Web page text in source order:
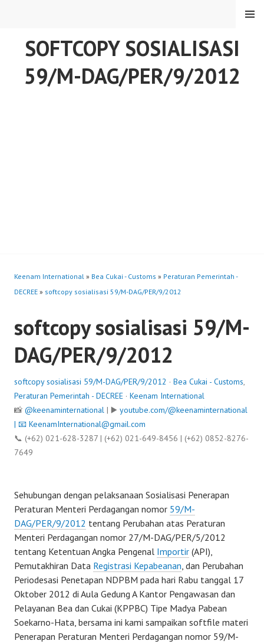
SOFTCOPY SOSIALISASI
59/M-DAG/PER/9/2012
MENU
Keenam International » Bea Cukai - Customs » Peraturan Pemerintah -
DECREE » softcopy sosialisasi 59/M-DAG/PER/9/2012
softcopy sosialisasi 59/M-
DAG/PER/9/2012
softcopy sosialisasi 59/M-DAG/PER/9/2012 · Bea Cukai - Customs,
Peraturan Pemerintah - DECREE · Keenam International
📸 @keenaminternational | ▶️ youtube.com/@keenaminternational
| 📧 KeenamInternational@gmail.com
📞 (+62) 021-628-3287 | (+62) 021-649-8456 | (+62) 0852-8276-
7649
Sehubungan dengan pelaksanaan Sosialisasi Penerapan
Peraturan Menteri Perdagangan nomor 59/M-
DAG/PER/9/2012 tentang Perubahan atas Peraturan
Menteri Perdagangan nomor 27/M-DAG/PER/5/2012
tentang Ketentuan Angka Pengenal Importir (API),
Pemutakhiran Data Registrasi Kepabeanan, dan Perubahan
Periodesasi Penetapan NDPBM pada hari Rabu tanggal 17
Oktober 2012 di Aula Gedung A Kantor Pengawasan dan
Pelayanan Bea dan Cukai (KPPBC) Tipe Madya Pabean
Soekarno-Hata, bersama ini kami sampaikan softfile materi
Penerapan Peraturan Menteri Perdagangan nomor 59/M-